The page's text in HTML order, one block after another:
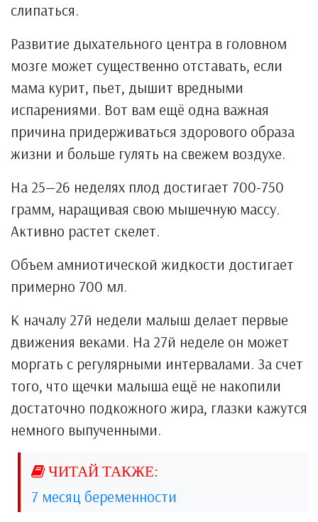
слипаться.
Развитие дыхательного центра в головном
мозге может существенно отставать, если
мама курит, пьет, дышит вредными
испарениями. Вот вам ещё одна важная
причина придерживаться здорового образа
жизни и больше гулять на свежем воздухе.
На 25—26 неделях плод достигает 700-750
грамм, наращивая свою мышечную массу.
Активно растет скелет.
Объем амниотической жидкости достигает
примерно 700 мл.
К началу 27й недели малыш делает первые
движения веками. На 27й неделе он может
моргать с регулярными интервалами. За счет
того, что щечки малыша ещё не накопили
достаточно подкожного жира, глазки кажутся
немного выпученными.
7 месяц беременности